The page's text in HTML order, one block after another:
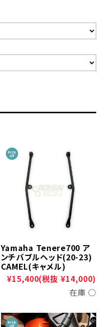
Yamaha Tenere700 ア
ンチバブルヘッド(20-23)
CAMEL(キャメル)
¥15,400(税抜 ¥14,000)
在庫 ○